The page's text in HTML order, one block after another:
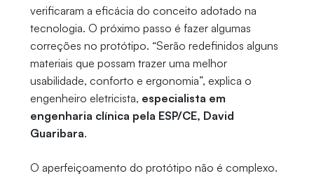
verificaram a eficácia do conceito adotado na
tecnologia. O próximo passo é fazer algumas
correções no protótipo. “Serão redefinidos alguns
materiais que possam trazer uma melhor
usabilidade, conforto e ergonomia”, explica o
engenheiro eletricista, especialista em
engenharia clínica pela ESP/CE, David
Guaribara.
O aperfeiçoamento do protótipo não é complexo.